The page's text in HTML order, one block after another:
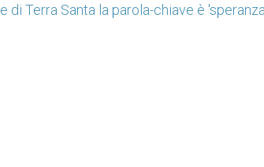
di Terra Santa la parola-chiave è